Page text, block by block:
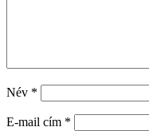
Név *
E-mail cím *